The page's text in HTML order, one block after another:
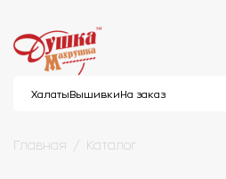
Халаты Вышивки На заказ
Главная Каталог